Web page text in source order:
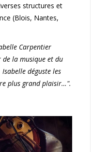
structures et
(Blois, Nantes,
Carpentier
de la musique et du
déguste les
plus grand plaisir…".